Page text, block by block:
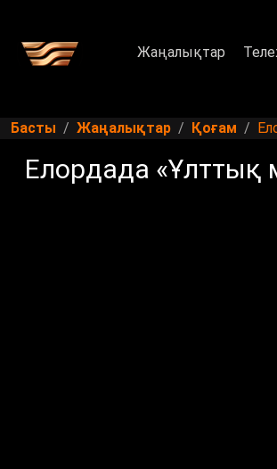
Жаңалықтар
Басты Жаңалықтар Қоғам
Елордада «Ұлттық